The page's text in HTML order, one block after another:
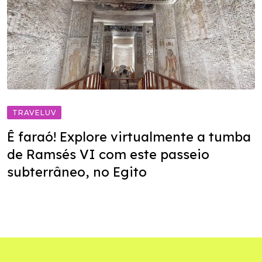
TRAVELUV
Ê faraó! Explore virtualmente a tumba
de Ramsés VI com este passeio
subterrâneo, no Egito